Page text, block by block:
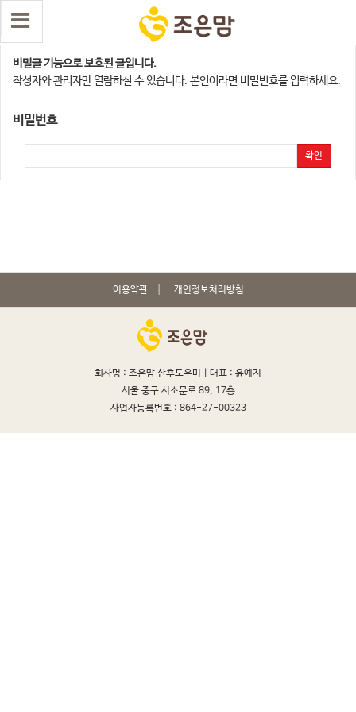
구미,칠곡지점
비밀글 기능으로 보호된 글입니다.
작성자와 관리자만 열람하실 수 있습니다. 본인이라면 비밀번호를 입력하세요.
비밀번호
확인
이용약관 개인정보처리방침
회사명 : 조은맘 산후도우미 | 대표 : 윤예지
서울 중구 서소문로 89, 17층
사업자등록번호 : 864-27-00323